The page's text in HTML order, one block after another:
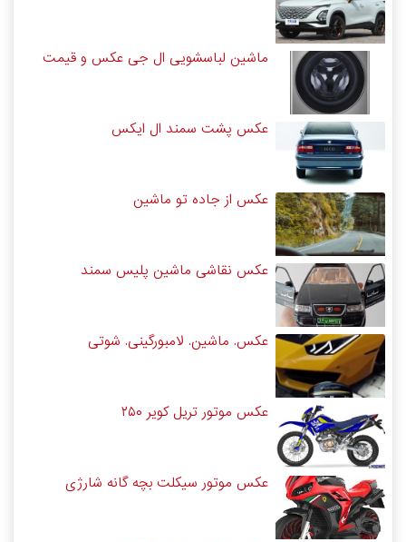
ماشین لباسشویی ال جی عکس و قیمت
عکس پشت سمند ال ایکس
عکس از جاده تو ماشین
عکس نقاشی ماشین پلیس سمند
عکس. ماشین. لامبورگینی. شوتی
عکس موتور تریل کویر ۲۵۰
عکس موتور سیکلت بچه گانه شارژی